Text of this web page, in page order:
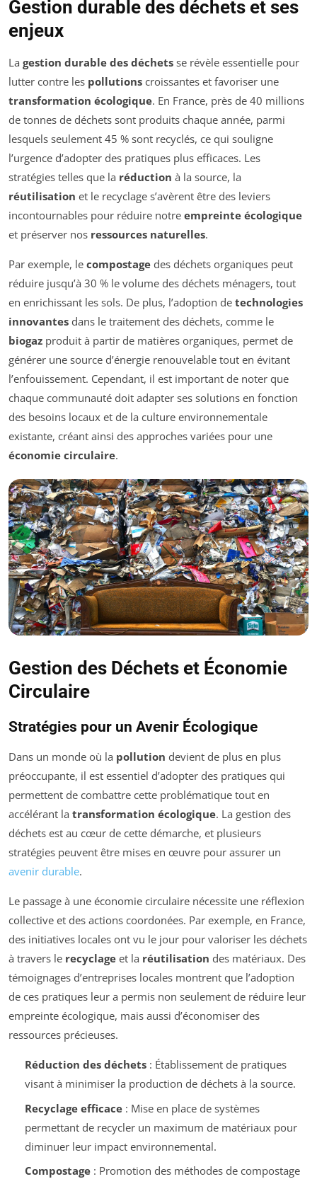
Gestion durable des déchets et ses
enjeux
La gestion durable des déchets se révèle essentielle pour
lutter contre les pollutions croissantes et favoriser une
transformation écologique. En France, près de 40 millions
de tonnes de déchets sont produits chaque année, parmi
lesquels seulement 45 % sont recyclés, ce qui souligne
l’urgence d’adopter des pratiques plus efficaces. Les
stratégies telles que la réduction à la source, la
réutilisation et le recyclage s’avèrent être des leviers
incontournables pour réduire notre empreinte écologique
et préserver nos ressources naturelles.
Par exemple, le compostage des déchets organiques peut
réduire jusqu’à 30 % le volume des déchets ménagers, tout
en enrichissant les sols. De plus, l’adoption de technologies
innovantes dans le traitement des déchets, comme le
biogaz produit à partir de matières organiques, permet de
générer une source d’énergie renouvelable tout en évitant
l’enfouissement. Cependant, il est important de noter que
chaque communauté doit adapter ses solutions en fonction
des besoins locaux et de la culture environnementale
existante, créant ainsi des approches variées pour une
économie circulaire.
Gestion des Déchets et Économie
Circulaire
Stratégies pour un Avenir Écologique
Dans un monde où la pollution devient de plus en plus
préoccupante, il est essentiel d’adopter des pratiques qui
permettent de combattre cette problématique tout en
accélérant la transformation écologique. La gestion des
déchets est au cœur de cette démarche, et plusieurs
stratégies peuvent être mises en œuvre pour assurer un
avenir durable.
Le passage à une économie circulaire nécessite une réflexion
collective et des actions coordonées. Par exemple, en France,
des initiatives locales ont vu le jour pour valoriser les déchets
à travers le recyclage et la réutilisation des matériaux. Des
témoignages d’entreprises locales montrent que l’adoption
de ces pratiques leur a permis non seulement de réduire leur
empreinte écologique, mais aussi d’économiser des
ressources précieuses.
Réduction des déchets: Établissement de pratiques
visant à minimiser la production de déchets à la source.
Recyclage efficace: Mise en place de systèmes
permettant de recycler un maximum de matériaux pour
diminuer leur impact environnemental.
Compostage: Promotion des méthodes de compostage